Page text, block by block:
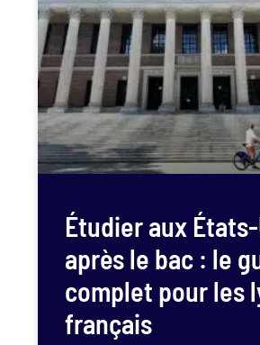
Étudier aux
après le bac : le
complet pour les
français